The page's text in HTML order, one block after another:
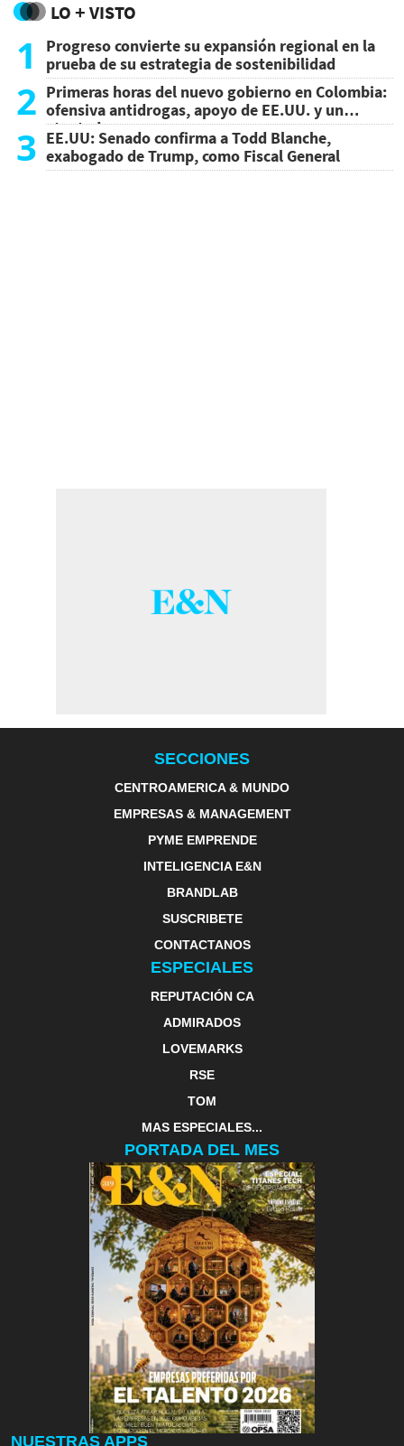
LO + VISTO
1
Progreso convierte su expansión regional en la
prueba de su estrategia de sostenibilidad
2 Primeras horas del nuevo gobierno en Colombia:
ofensiva antidrogas, apoyo de EE.UU. y un
atentado
3 EE.UU: Senado confirma a Todd Blanche,
exabogado de Trump, como Fiscal General
SECCIONES
CENTROAMERICA & MUNDO
EMPRESAS & MANAGEMENT
PYME EMPRENDE
INTELIGENCIA E&N
BRANDLAB
SUSCRIBETE
CONTACTANOS
ESPECIALES
REPUTACIÓN CA
ADMIRADOS
LOVEMARKS
RSE
TOM
MAS ESPECIALES...
PORTADA DEL MES
NUESTRAS APPS